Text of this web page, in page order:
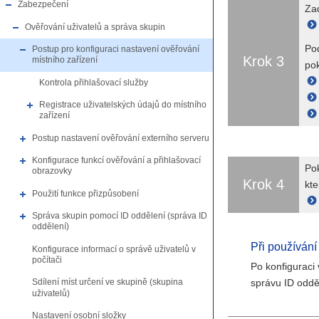
Zabezpečení
Ověřování uživatelů a správa skupin
Postup pro konfiguraci nastavení ověřování
místního zařízení
Kontrola přihlašovací služby
Registrace uživatelských údajů do místního
zařízení
Postup nastavení ověřování externího serveru
Konfigurace funkcí ověřování a přihlašovací
obrazovky
Použití funkce přizpůsobení
Správa skupin pomocí ID oddělení (správa ID
oddělení)
Konfigurace informací o správě uživatelů v
počítači
Sdílení míst určení ve skupině (skupina
uživatelů)
Nastavení osobní složky
Krok 3
Krok 4
Při
Po
správu ID